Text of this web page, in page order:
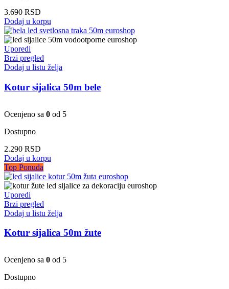
3.690 RSD
Dodaj u korpu
Uporedi
Brzi pregled
Dodaj u listu želja
Kotur sijalica 50m bele
Ocenjeno sa 0 od 5
Dostupno
2.290 RSD
Dodaj u korpu
Top Ponuda
Uporedi
Brzi pregled
Dodaj u listu želja
Kotur sijalica 50m žute
Ocenjeno sa 0 od 5
Dostupno